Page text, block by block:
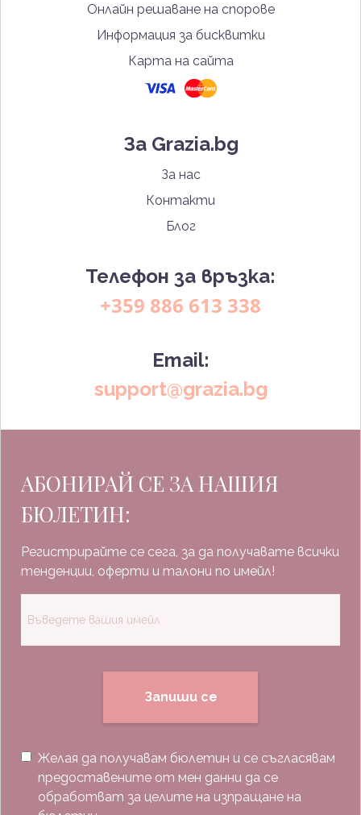
Онлайн решаване на спорове
Информация за бисквитки
Карта на сайта
За Grazia.bg
За нас
Контакти
Блог
Телефон за връзка:
+359 886 613 338
Email:
support@grazia.bg
АБОНИРАЙ СЕ ЗА НАШИЯ
БЮЛЕТИН:
Регистрирайте се сега, за да получавате всички
тенденции, оферти и талони по имейл!
Запиши се
Желая да получавам бюлетин и се съгласявам
предоставените от мен данни да се
обработват за целите на изпращане на